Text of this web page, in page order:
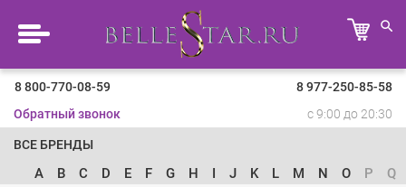
8 800-770-08-59
8 977-250-85-58
Обратный звонок
с 9:00 до 20:30
ВСЕ БРЕНДЫ
A B C D E F G H I J K L M N O P Q